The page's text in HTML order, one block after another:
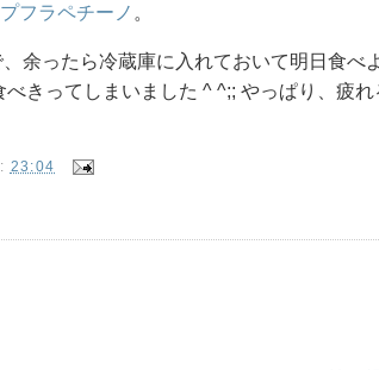
フラペチーノ 。
余ったら冷蔵庫に入れておいて明日食べ
きってしまいました ^ ^;; やっぱり、疲れ
23:04